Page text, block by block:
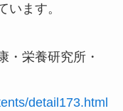
います。
・栄養研究所・
detail173.html